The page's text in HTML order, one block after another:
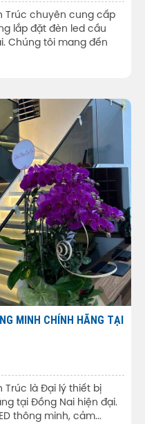
Trúc chuyên cung cấp
lắp đặt đèn led cầu
Chúng tôi mang đến
MINH CHÍNH HÃNG TẠI
Trúc là Đại lý thiết bị
tại Đồng Nai hiện đại.
thông minh, cảm...